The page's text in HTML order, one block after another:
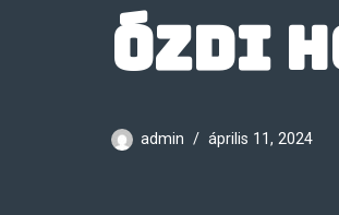
Ózdi
admin április 11, 2024